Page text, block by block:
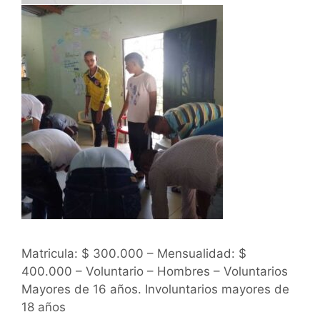
Matricula: $ 300.000 – Mensualidad: $
400.000 – Voluntario – Hombres – Voluntarios
Mayores de 16 años. Involuntarios mayores de
18 años